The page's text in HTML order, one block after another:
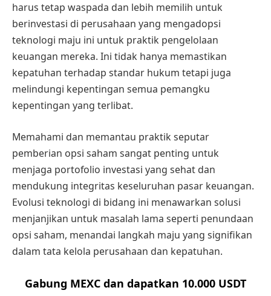
harus tetap waspada dan lebih memilih untuk
berinvestasi di perusahaan yang mengadopsi
teknologi maju ini untuk praktik pengelolaan
keuangan mereka. Ini tidak hanya memastikan
kepatuhan terhadap standar hukum tetapi juga
melindungi kepentingan semua pemangku
kepentingan yang terlibat.
Memahami dan memantau praktik seputar
pemberian opsi saham sangat penting untuk
menjaga portofolio investasi yang sehat dan
mendukung integritas keseluruhan pasar keuangan.
Evolusi teknologi di bidang ini menawarkan solusi
menjanjikan untuk masalah lama seperti penundaan
opsi saham, menandai langkah maju yang signifikan
dalam tata kelola perusahaan dan kepatuhan.
Gabung MEXC dan dapatkan 10.000 USDT